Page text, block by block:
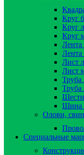
Круг
Круг
Круг
Лента
Лента
Лист
Лист
Труба
Труба
Шина
Олови,
Специальные